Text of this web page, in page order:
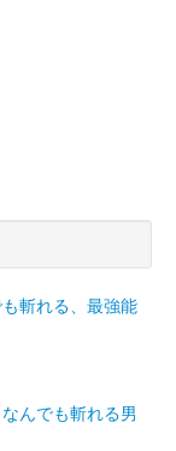
斬れる、最強能
んでも斬れる男